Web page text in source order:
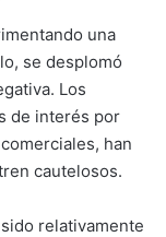
una
se desplomó
Los
de interés por
han
cautelosos.
relativamente